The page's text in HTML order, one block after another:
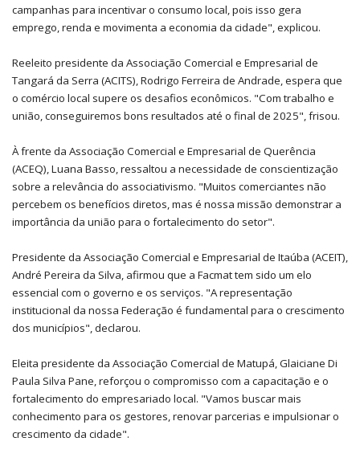
campanhas para incentivar o consumo local, pois isso gera
emprego, renda e movimenta a economia da cidade", explicou.
Reeleito presidente da Associação Comercial e Empresarial de
Tangará da Serra (ACITS), Rodrigo Ferreira de Andrade, espera que
o comércio local supere os desafios econômicos. "Com trabalho e
união, conseguiremos bons resultados até o final de 2025", frisou.
À frente da Associação Comercial e Empresarial de Querência
(ACEQ), Luana Basso, ressaltou a necessidade de conscientização
sobre a relevância do associativismo. "Muitos comerciantes não
percebem os benefícios diretos, mas é nossa missão demonstrar a
importância da união para o fortalecimento do setor".
Presidente da Associação Comercial e Empresarial de Itaúba (ACEIT),
André Pereira da Silva, afirmou que a Facmat tem sido um elo
essencial com o governo e os serviços. "A representação
institucional da nossa Federação é fundamental para o crescimento
dos municípios", declarou.
Eleita presidente da Associação Comercial de Matupá, Glaiciane Di
Paula Silva Pane, reforçou o compromisso com a capacitação e o
fortalecimento do empresariado local. "Vamos buscar mais
conhecimento para os gestores, renovar parcerias e impulsionar o
crescimento da cidade".